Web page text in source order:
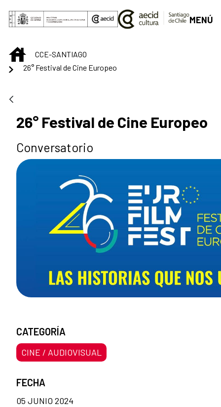
Saltar al contenido principal
MENÚ
INICIOCCE-SANTIAGO
26° Festival de Cine Europeo
26° Festival de Cine Europeo
Conversatorio
CATEGORÍA
CINE / AUDIOVISUAL
FECHA
05 JUNIO 2024